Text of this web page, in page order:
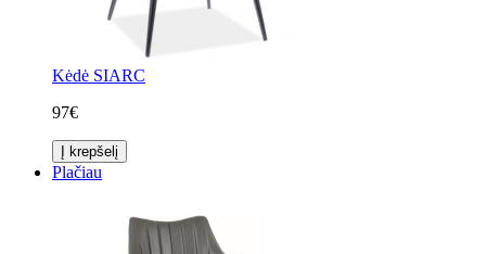
Kėdė SIARC
97€
Į krepšelį
Plačiau